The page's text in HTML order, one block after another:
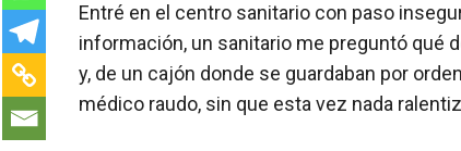
Entré en el centro sanitario con paso
información, un sanitario me preguntó qué
y, de un cajón donde se guardaban por
médico raudo, sin que esta vez nada